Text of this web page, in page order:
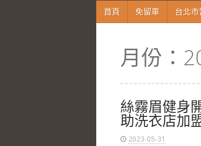
跳
至
首頁 免留車 台北
月份：
絲霧眉健身
助洗衣店加
2023-05-31